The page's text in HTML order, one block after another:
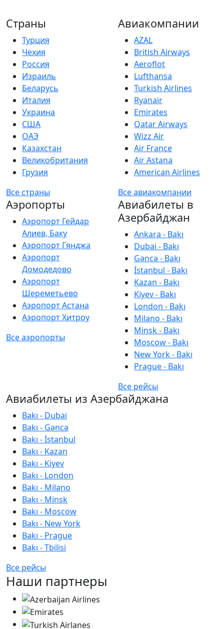
Страны
Турция
Чехия
Россия
Израиль
Беларусь
Италия
Украина
США
ОАЭ
Казахстан
Великобритания
Грузия
Все страны
Авиакомпании
AZAL
British Airways
Aeroflot
Lufthansa
Turkish Airlines
Ryanair
Emirates
Qatar Airways
Wizz Air
Air France
Air Astana
American Airlines
Все авиакомпании
Аэропорты
Аэропорт Гейдар
Алиев, Баку
Аэропорт Гянджа
Аэропорт
Домодедово
Аэропорт
Шереметьево
Аэропорт Астана
Аэропорт Хитроу
Все аэропорты
Авиабилеты в
Азербайджан
Ankara - Bakı
Dubai - Bakı
Gəncə - Bakı
İstanbul - Bakı
Kazan - Bakı
Kiyev - Bakı
London - Bakı
Milano - Bakı
Minsk - Bakı
Moscow - Bakı
New York - Bakı
Prague - Bakı
Все рейсы
Авиабилеты из Азербайджана
Bakı - Dubai
Bakı - Gəncə
Bakı - İstanbul
Bakı - Kazan
Bakı - Kiyev
Bakı - London
Bakı - Milano
Bakı - Minsk
Bakı - Moscow
Bakı - New York
Bakı - Prague
Bakı - Tbilisi
Все рейсы
Наши партнеры